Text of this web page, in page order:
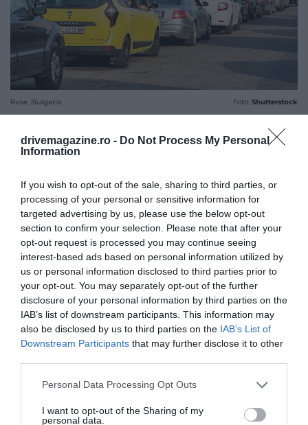
drivemagazine.ro - Do Not Process My Personal
Information
If you wish to opt-out of the sale, sharing to third parties, or
processing of your personal or sensitive information for
targeted advertising by us, please use the below opt-out
section to confirm your selection. Please note that after your
opt-out request is processed you may continue seeing
interest-based ads based on personal information utilized by
us or personal information disclosed to third parties prior to
your opt-out. You may separately opt-out of the further
disclosure of your personal information by third parties on the
IAB’s list of downstream participants. This information may
also be disclosed by us to third parties on the IAB’s List of
Downstream Participants that may further disclose it to other
Please note that this website/app uses one or more Google
not limited to your visit or usage behaviour. You may click to
Personal Data Processing Opt Outs
I want to opt-out of the Sharing of my
personal data.
Ruse, Bulgaria Foto: Shutterstock